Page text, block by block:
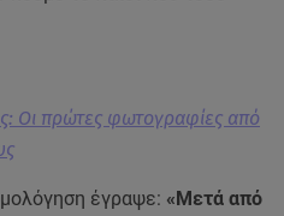
Οι πρώτες φωτογραφίες από
έγραψε: «Μετά από